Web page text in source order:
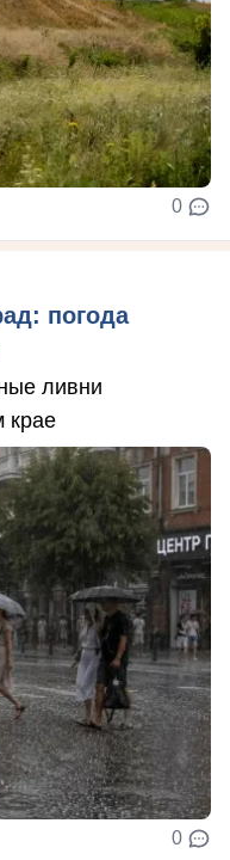
0
погода
ливни
крае
0